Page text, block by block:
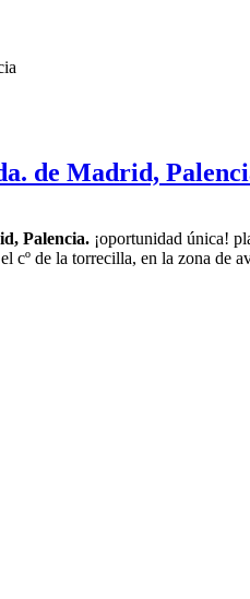
de Madrid,
Palencia. ¡oportunidad única!
cº de la torrecilla, en la zona de